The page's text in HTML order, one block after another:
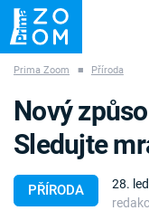
ZÁHADY
Prima Zoom ■ Příroda
PŘÍRODA
28.
Nový
Sledujte